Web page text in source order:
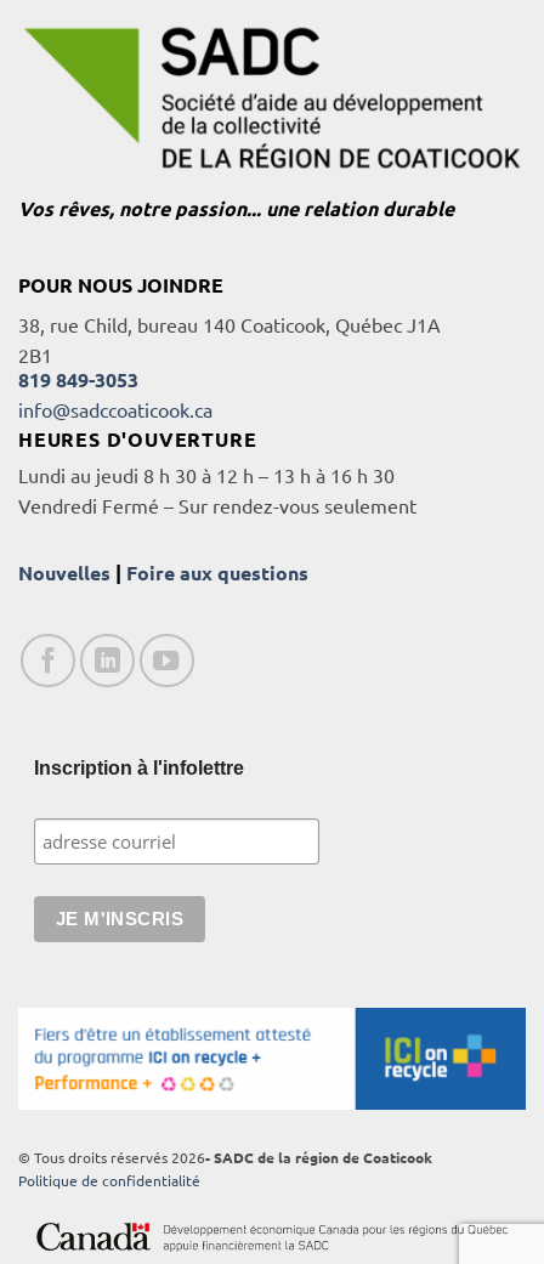
Vos rêves, notre passion... une relation durable
POUR NOUS JOINDRE
38, rue Child, bureau 140 Coaticook, Québec J1A
2B1
819 849-3053
info@sadccoaticook.ca
HEURES D'OUVERTURE
Lundi au jeudi 8 h 30 à 12 h – 13 h à 16 h 30
Vendredi Fermé – Sur rendez-vous seulement
Nouvelles | Foire aux questions
Inscription à l'infolettre
© Tous droits réservés 2026- SADC de la région de Coaticook
Politique de confidentialité